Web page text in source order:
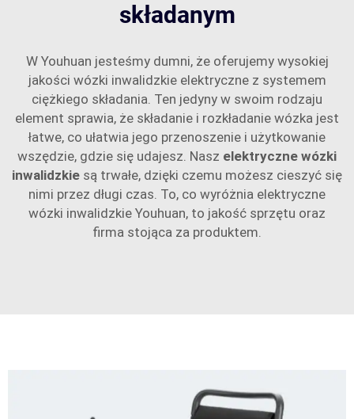
składanym
W Youhuan jesteśmy dumni, że oferujemy wysokiej
jakości wózki inwalidzkie elektryczne z systemem
ciężkiego składania. Ten jedyny w swoim rodzaju
element sprawia, że składanie i rozkładanie wózka jest
łatwe, co ułatwia jego przenoszenie i użytkowanie
wszędzie, gdzie się udajesz. Nasz elektryczne wózki
inwalidzkie są trwałe, dzięki czemu możesz cieszyć się
nimi przez długi czas. To, co wyróżnia elektryczne
wózki inwalidzkie Youhuan, to jakość sprzętu oraz
firma stojąca za produktem.